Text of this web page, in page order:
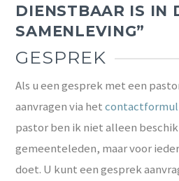
DIENSTBAAR IS IN
SAMENLEVING”
GESPREK
Als u een gesprek met een
aanvragen via het
pastor ben ik niet alleen
gemeenteleden, maar voor
doet. U kunt een gesprek